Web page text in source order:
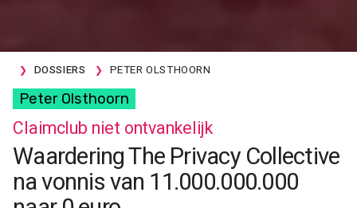
DOSSIERS PETER OLSTHOORN
Peter Olsthoorn
Claimclub niet ontvankelijk
Waardering The Privacy Collective
na vonnis van 11.000.000.000